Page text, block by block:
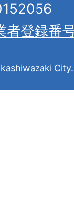
者登録番